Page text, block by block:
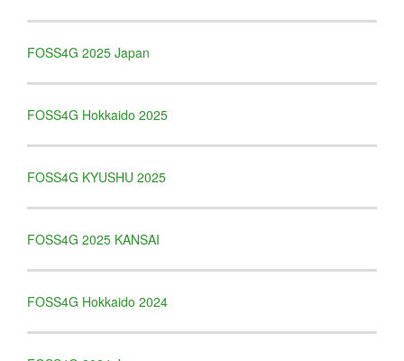
FOSS4G 2025 Japan
FOSS4G Hokkaido 2025
FOSS4G KYUSHU 2025
FOSS4G 2025 KANSAI
FOSS4G Hokkaido 2024